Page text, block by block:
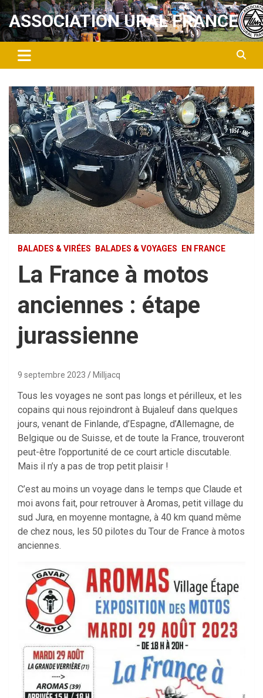
Aller
au
contenu
ASSOCIATION URAL FRANCE
BALADES & VIRÉES BALADES & VOYAGES EN FRANCE
La France à motos
anciennes : étape
jurassienne
9 septembre 2023 Milljacq
Tous les voyages ne sont pas longs et périlleux, et les
copains qui nous rejoindront à Bujaleuf dans quelques
jours, venant de Finlande, d’Espagne, d’Allemagne, de
Belgique ou de Suisse, et de toute la France, trouveront
peut-être l’opportunité de ce court article discutable.
Mais il n’y a pas de trop petit plaisir !
C’est au moins un voyage dans le temps que Claude et
moi avons fait, pour retrouver à Aromas, petit village du
sud Jura, en moyenne montagne, à 40 km quand même
de chez nous, les 50 pilotes du Tour de France à motos
anciennes.